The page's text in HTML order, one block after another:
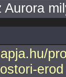
erod